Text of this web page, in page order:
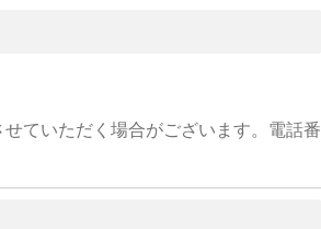
ていただく場合がございます。電話番